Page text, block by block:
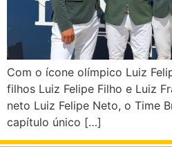
Com o ícone olímpico Luiz
filhos Luiz Felipe Filho e Luiz
neto Luiz Felipe Neto, o Time
capítulo único […]